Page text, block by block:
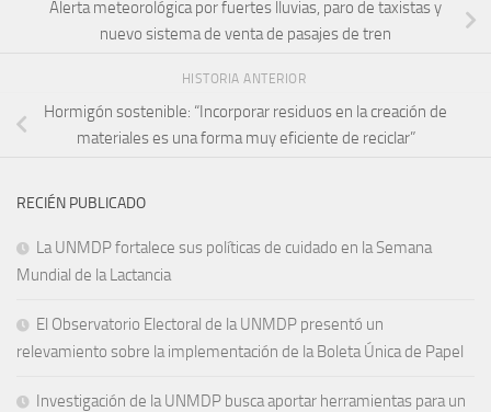
Alerta meteorológica por fuertes lluvias, paro de taxistas y
nuevo sistema de venta de pasajes de tren
HISTORIA ANTERIOR
Hormigón sostenible: “Incorporar residuos en la creación de
materiales es una forma muy eficiente de reciclar”
RECIÉN PUBLICADO
La UNMDP fortalece sus políticas de cuidado en la Semana
Mundial de la Lactancia
El Observatorio Electoral de la UNMDP presentó un
relevamiento sobre la implementación de la Boleta Única de Papel
Investigación de la UNMDP busca aportar herramientas para un